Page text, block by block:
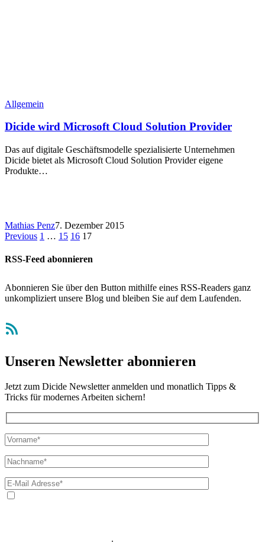
Allgemein
Dicide wird Microsoft Cloud Solution Provider
Das auf digitale Geschäftsmodelle spezialisierte Unternehmen
Dicide bietet als Microsoft Cloud Solution Provider eigene
Produkte…
Mathias Penz7. Dezember 2015
Previous 1 … 15 16 17
RSS-Feed abonnieren
Abonnieren Sie über den Button mithilfe eines RSS-Readers ganz
unkompliziert unsere Blog und bleiben Sie auf dem Laufenden.
RSS-Feed
Unseren Newsletter abonnieren
Jetzt zum Dicide Newsletter anmelden und monatlich Tipps &
Tricks für modernes Arbeiten sichern!
.